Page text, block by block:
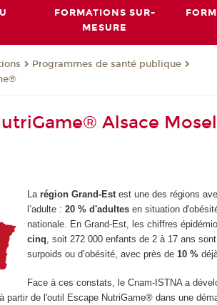
FORMATIONS SUR-
MESURE
Programmes de santé publique
Alsace
Larégion Grand-Est est une des régions
l’adulte :20 % d'adultes en situation
nationale. En Grand-Est, les chiffres
cinq , soit 272 000 enfants de 2 à 17 ans
surpoids ou d’obésité, avec près de 10 %
Face à ces constats, le Cnam-ISTNA a
partir de l'outil Escape NutriGame® dans une